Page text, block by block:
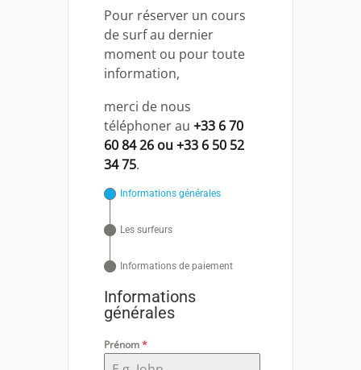
Pour réserver un cours
de surf au dernier
moment ou pour toute
information,
merci de nous
téléphoner au +33 6 70
60 84 26 ou +33 6 50 52
34 75.
Informations générales
Les surfeurs
Informations de paiement
Informations
générales
Prénom*